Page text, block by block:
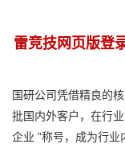
雷竞技网页版登
国研公司凭借精良的
批国内外客户，在行
企业 ”称号，成为行业